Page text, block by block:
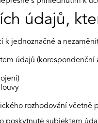
údajů,
k jednoznačné a
údajů
rozhodování včetně